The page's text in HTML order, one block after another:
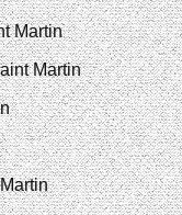
Martin
Martin